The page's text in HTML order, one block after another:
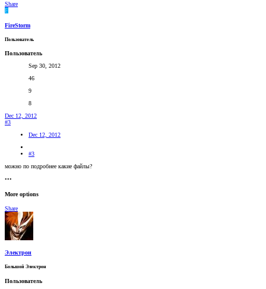
Share
F
FireStorm
Пользователь
Пользователь
Sep 30, 2012
46
9
8
Dec 12, 2012
#3
Dec 12, 2012
#3
можно по подробнее какие файлы?
•••
More options
Share
Электрон
Большой Электрон
Пользователь